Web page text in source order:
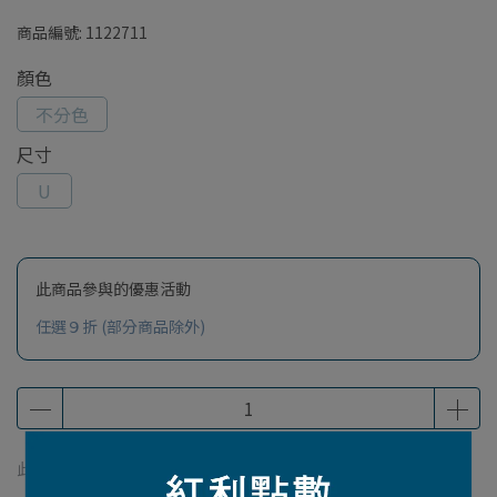
商品編號: 1122711
顏色
不分色
尺寸
U
此商品參與的優惠活動
任選９折 (部分商品除外)
此商品 「 最高 」可以折抵紅利